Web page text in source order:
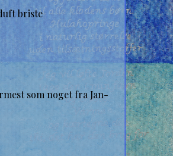
briste
som noget fra Jan-